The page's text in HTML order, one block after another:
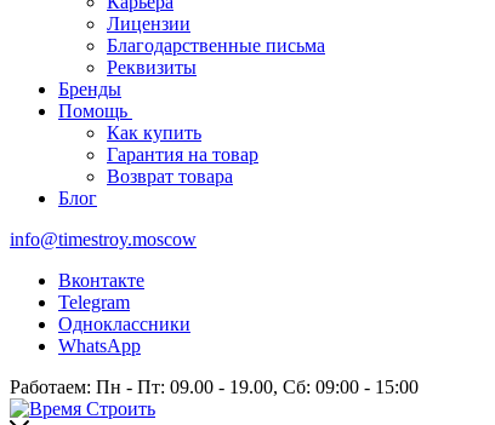
Лицензии
Благодарственные письма
Реквизиты
Бренды
Помощь
Как купить
Гарантия на товар
Возврат товара
Блог
info@timestroy.moscow
Вконтакте
Telegram
Одноклассники
WhatsApp
Работаем: Пн - Пт: 09.00 - 19.00, Сб: 09:00 - 15:00